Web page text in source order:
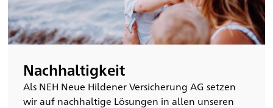
Nachhaltigkeit
Als NEH Neue Hildener Versicherung AG setzen
wir auf nachhaltige Lösungen in allen unseren